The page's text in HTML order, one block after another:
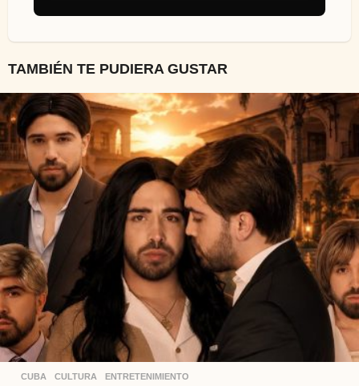
TAMBIÉN TE PUDIERA GUSTAR
CUBA ,CULTURA ,ENTRETENIMIENTO